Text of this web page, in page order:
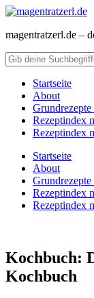
magentratzerl.de –
Startseite
About
Rezeptindex
Rezeptindex
Startseite
About
Rezeptindex
Rezeptindex
Kochbuch:
Kochbuch